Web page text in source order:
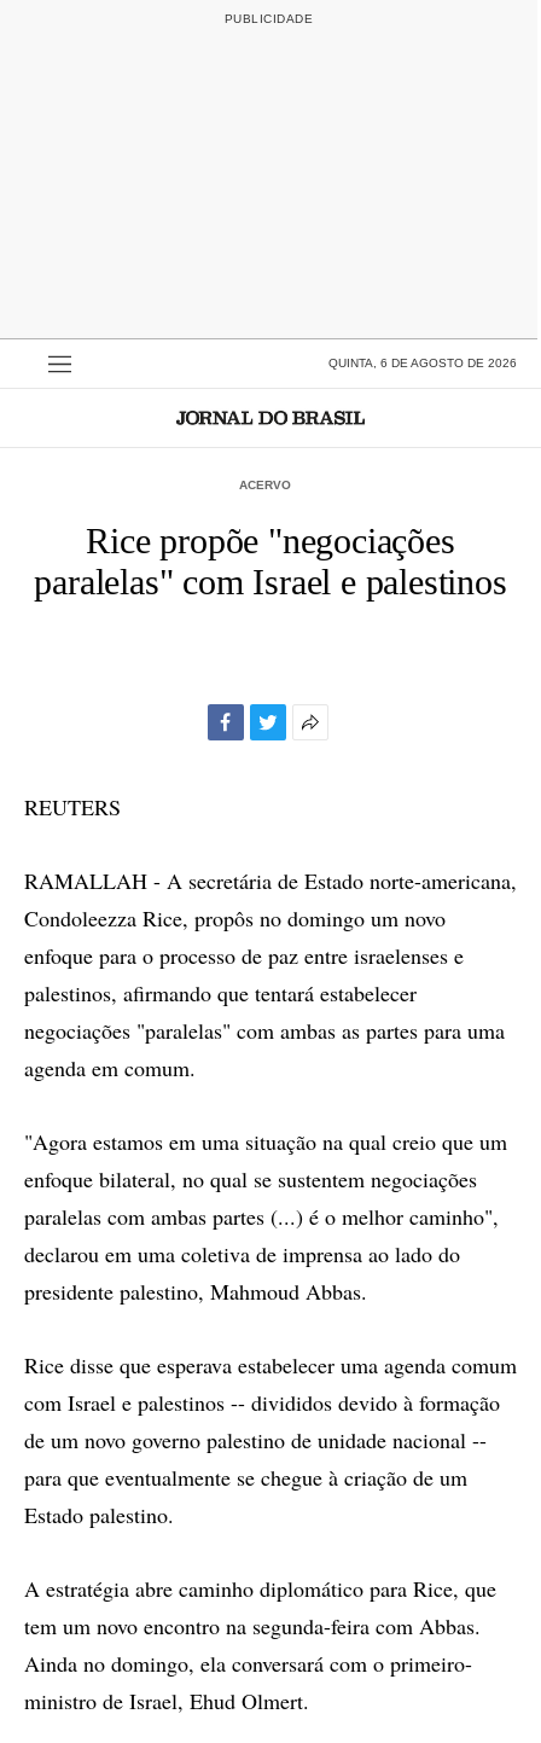
QUINTA, 6 DE AGOSTO DE 2026
ACERVO
Rice propõe "negociações
paralelas" com Israel e palestinos
REUTERS
RAMALLAH - A secretária de Estado norte-americana,
Condoleezza Rice, propôs no domingo um novo
enfoque para o processo de paz entre israelenses e
palestinos, afirmando que tentará estabelecer
negociações "paralelas" com ambas as partes para uma
agenda em comum.
"Agora estamos em uma situação na qual creio que um
enfoque bilateral, no qual se sustentem negociações
paralelas com ambas partes (...) é o melhor caminho",
declarou em uma coletiva de imprensa ao lado do
presidente palestino, Mahmoud Abbas.
Rice disse que esperava estabelecer uma agenda comum
com Israel e palestinos -- divididos devido à formação
de um novo governo palestino de unidade nacional --
para que eventualmente se chegue à criação de um
Estado palestino.
A estratégia abre caminho diplomático para Rice, que
tem um novo encontro na segunda-feira com Abbas.
Ainda no domingo, ela conversará com o primeiro-
ministro de Israel, Ehud Olmert.